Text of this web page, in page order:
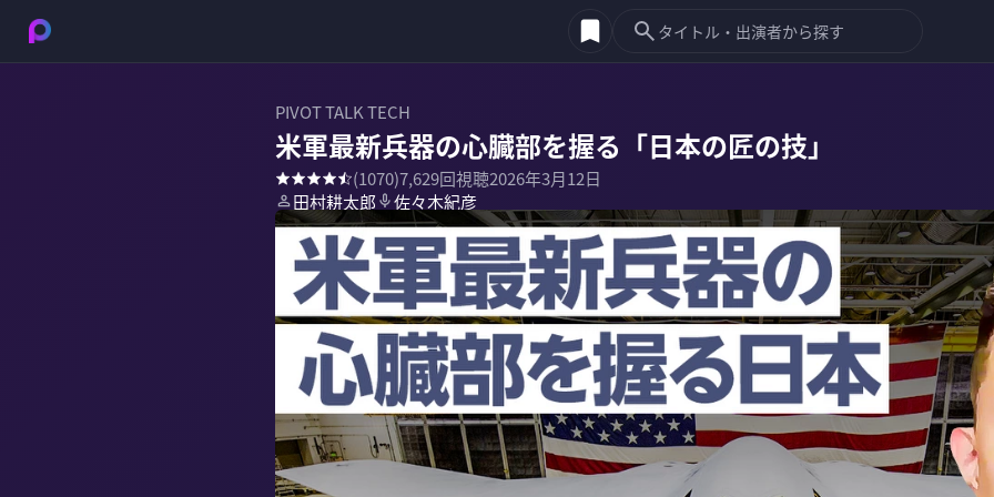
PIVOT TALK TECH
米軍最新兵器の心臓部を握る「日本の匠の技」
(1070)7,629回視聴2026年3月12日
田村耕太郎
佐々木紀彦